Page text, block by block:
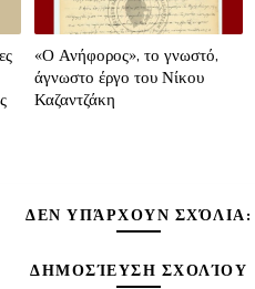
«Ο Ανήφορος», το γνωστό,
άγνωστο έργο του Νίκου
Καζαντζάκη
ΔΕΝ ΥΠΆΡΧΟΥΝ ΣΧΌΛΙΑ:
ΔΗΜΟΣΊΕΥΣΗ ΣΧΟΛΊΟΥ